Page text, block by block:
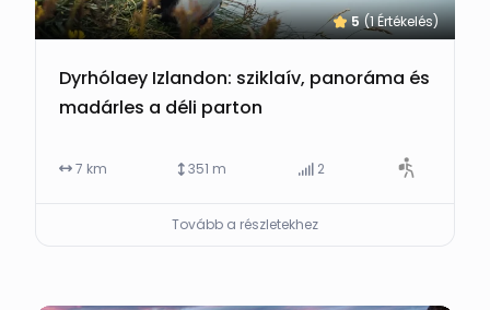
5 (1 Értékelés)
Dyrhólaey Izlandon: sziklaív, panoráma és
madárles a déli parton
7 km 351 m 2
Tovább a részletekhez